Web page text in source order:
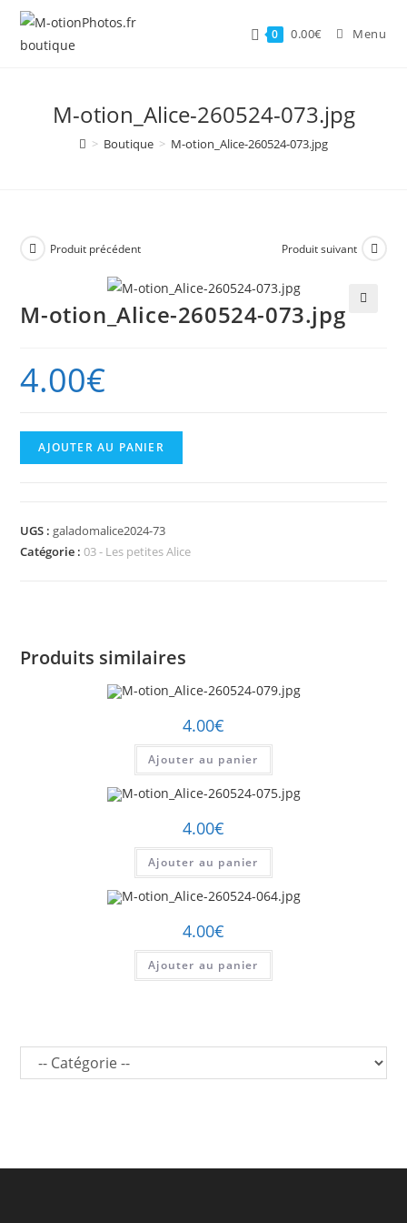
Skip
content
0 0.00€ Menu
M-otion_Alice-260524-073.jpg
> Boutique > M-otion_Alice-260524-073.jpg
Produit précédent Produit suivant
M-otion_Alice-260524-073.jpg
4.00€
quantité
de
260524-
073.jpg
AJOUTER AU PANIER
UGS : galadomalice2024-73
Catégorie :03 - Les petites Alice
Produits similaires
4.00€
Ajouter au panier
4.00€
Ajouter au panier
4.00€
Ajouter au panier